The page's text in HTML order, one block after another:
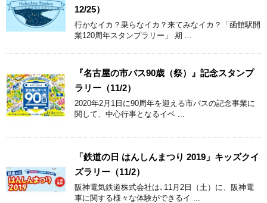
12/25）
行かなイカ？乗らなイカ？来てみなイカ？「函館駅開
業120周年スタンプラリー」 期 ...
『名古屋の市バス90歳（祭）』記念スタンプ
ラリー（11/2）
2020年2月1日に90周年を迎える市バスの記念事業に
関して、中心行事となるイベ ...
「鉄道の日 はんしんまつり 2019」キッズクイ
ズラリー（11/2）
阪神電気鉄道株式会社は､11月2日（土）に、阪神電
車に関する様々な体験ができるイ ...